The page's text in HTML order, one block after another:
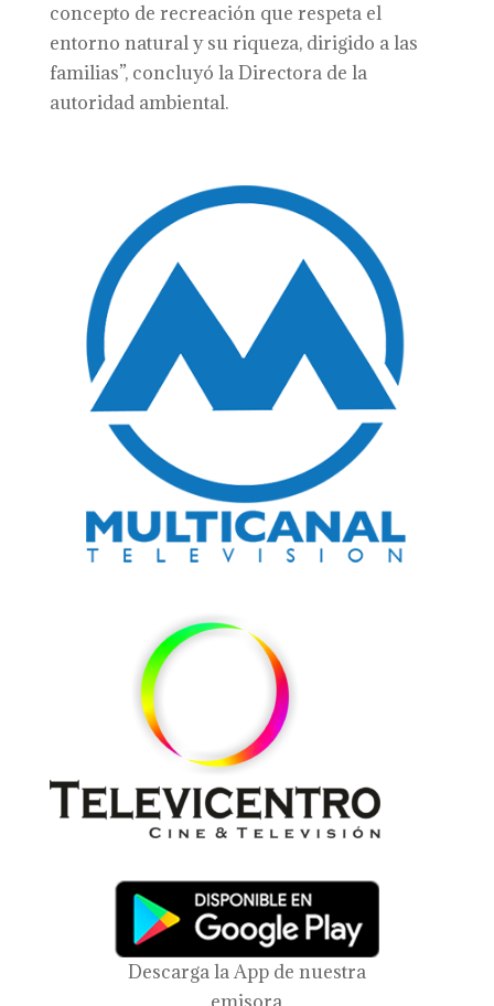
concepto de recreación que respeta el
entorno natural y su riqueza, dirigido a las
familias”, concluyó la Directora de la
autoridad ambiental.
Descarga la App de nuestra